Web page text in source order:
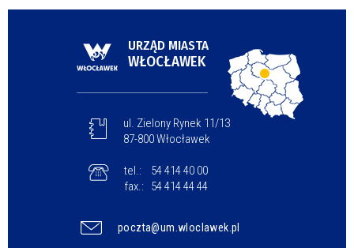
URZĄD MIASTA
WŁOCŁAWEK
ul. Zielony Rynek 11/13
87-800 Włocławek
tel.:
54 414 40 00
fax.:
54 414 44 44
poczta@um.wloclawek.pl